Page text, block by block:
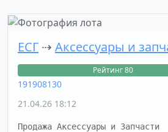
ЕСГ ⇢ Аксессуары и
Рейтинг 80
191908130
21.04.26 18:12
Продажа Аксессуары и Запчасти